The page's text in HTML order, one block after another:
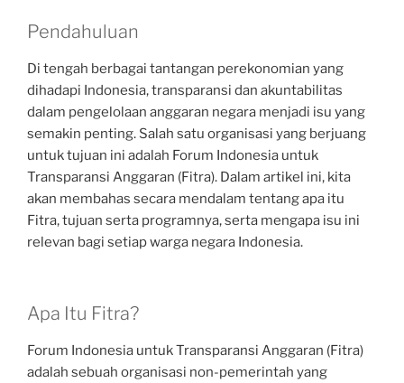
Pendahuluan
Di tengah berbagai tantangan perekonomian yang
dihadapi Indonesia, transparansi dan akuntabilitas
dalam pengelolaan anggaran negara menjadi isu yang
semakin penting. Salah satu organisasi yang berjuang
untuk tujuan ini adalah Forum Indonesia untuk
Transparansi Anggaran (Fitra). Dalam artikel ini, kita
akan membahas secara mendalam tentang apa itu
Fitra, tujuan serta programnya, serta mengapa isu ini
relevan bagi setiap warga negara Indonesia.
Apa Itu Fitra?
Forum Indonesia untuk Transparansi Anggaran (Fitra)
adalah sebuah organisasi non-pemerintah yang